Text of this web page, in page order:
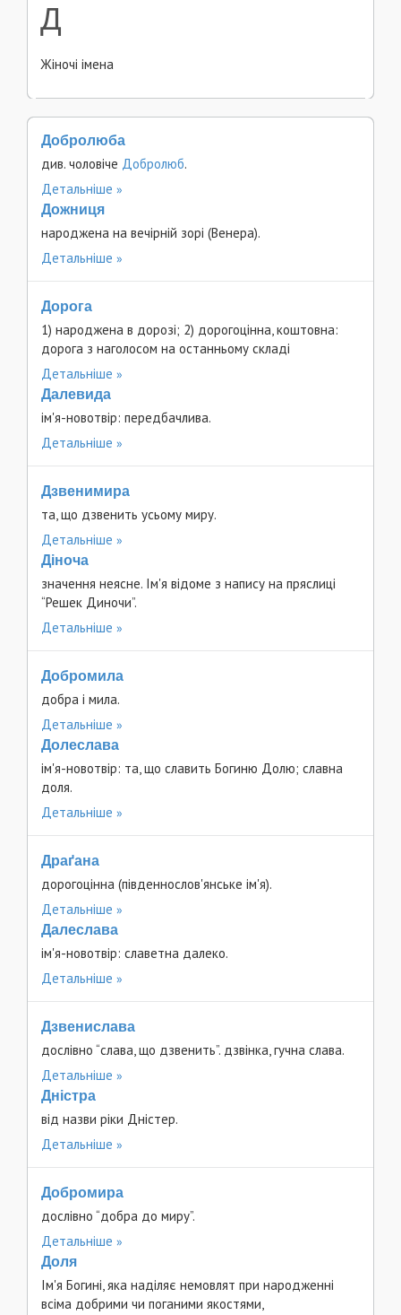
Д
Жіночі імена
Добролюба
див. чоловіче Добролюб.
Детальніше
Дожниця
народжена на вечірній зорі (Венера).
Детальніше
Дорога
1) народжена в дорозі; 2) дорогоцінна, коштовна:
дорога з наголосом на останньому складі
Детальніше
Далевида
ім'я-новотвір: передбачлива.
Детальніше
Дзвенимира
та, що дзвенить усьому миру.
Детальніше
Діноча
значення неясне. Ім'я відоме з напису на пряслиці
“Решек Диночи”.
Детальніше
Добромила
добра і мила.
Детальніше
Долеслава
ім'я-новотвір: та, що славить Богиню Долю; славна
доля.
Детальніше
Драґана
дорогоцінна (південнослов'янське ім'я).
Детальніше
Далеслава
ім'я-новотвір: славетна далеко.
Детальніше
Дзвенислава
дослівно “слава, що дзвенить”. дзвінка, гучна слава.
Детальніше
Дністра
від назви ріки Дністер.
Детальніше
Добромира
дослівно “добра до миру”.
Детальніше
Доля
Ім'я Богині, яка наділяє немовлят при народженні
всіма добрими чи поганими якостями,